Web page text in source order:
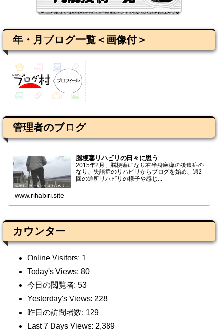
年・月ブログ一覧＜画像付＞
管理者のブログ
脳梗塞リハビリの日々に思う
2015年2月、脳梗塞になり右半身麻痺の後遺症の
なり、失語症のリハビリからブログを始め、週2
回の通所リハビリの様子や感じ...
www.rihabiri.site
カウンター
Online Visitors: 1
Today's Views: 80
今日の閲覧者: 53
Yesterday's Views: 228
昨日の訪問者数: 129
Last 7 Days Views: 2,389